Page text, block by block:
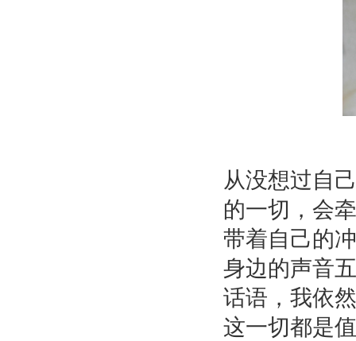
从没想过自
的一切，会
带着自己的
身边的声音
话语，我依
这一切都是